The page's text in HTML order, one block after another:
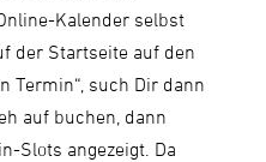
Kalender selbst
der Startseite auf den
Termin“, such Dir dann
auf buchen, dann
Slots angezeigt. Da